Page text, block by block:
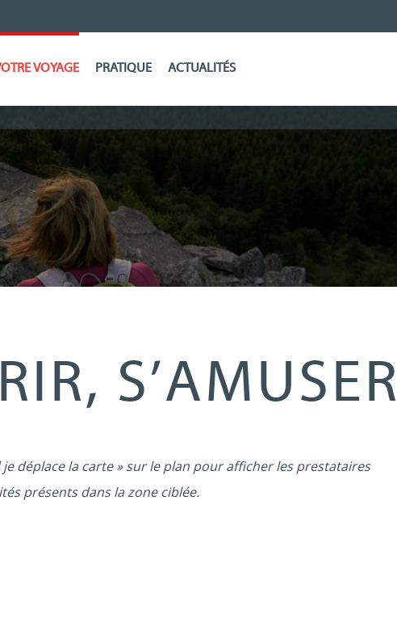
VOYAGE PRATIQUE ACTUALITÉS
S’AMUSER
déplace la carte » sur le plan pour afficher les prestataires
présents dans la zone ciblée.